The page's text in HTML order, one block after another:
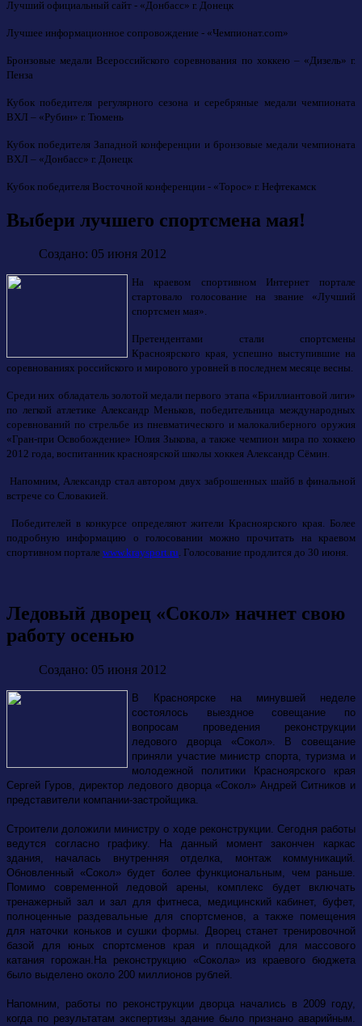
Лучший официальный сайт - «Донбасс» г. Донецк
Лучшее информационное сопровождение - «Чемпионат.com»
Бронзовые медали Всероссийского соревнования по хоккею – «Дизель» г.
Пенза
Кубок победителя регулярного сезона и серебряные медали чемпионата
ВХЛ – «Рубин» г. Тюмень
Кубок победителя Западной конференции и бронзовые медали чемпионата
ВХЛ – «Донбасс» г. Донецк
Кубок победителя Восточной конференции - «Торос» г. Нефтекамск
Выбери лучшего спортсмена мая!
Создано: 05 июня 2012
На краевом спортивном Интернет портале
стартовало голосование на звание «Лучший
спортсмен мая».
Претендентами стали спортсмены
Красноярского края, успешно выступившие на
соревнованиях российского и мирового уровней в последнем месяце весны.
Среди них обладатель золотой медали первого этапа «Бриллиантовой лиги»
по легкой атлетике Александр Меньков, победительница международных
соревнований по стрельбе из пневматического и малокалиберного оружия
«Гран-при Освобождение» Юлия Зыкова, а также чемпион мира по хоккею
2012 года, воспитанник красноярской школы хоккея Александр Сёмин.
Напомним, Александр стал автором двух заброшенных шайб в финальной
встрече со Словакией.
Победителей в конкурсе определяют жители Красноярского края. Более
подробную информацию о голосовании можно прочитать на краевом
спортивном портале www.kraysport.ru. Голосование продлится до 30 июня.
Ледовый дворец «Сокол» начнет свою
работу осенью
Создано: 05 июня 2012
В Красноярске на минувшей неделе
состоялось выездное совещание по
вопросам проведения реконструкции
ледового дворца «Сокол». В совещание
приняли участие министр спорта, туризма и
молодежной политики Красноярского края
Сергей Гуров, директор ледового дворца «Сокол» Андрей Ситников и
представители компании-застройщика.
Строители доложили министру о ходе реконструкции. Сегодня работы
ведутся согласно графику. На данный момент закончен каркас
здания, началась внутренняя отделка, монтаж коммуникаций.
Обновленный «Сокол» будет более функциональным, чем раньше.
Помимо современной ледовой арены, комплекс будет включать
тренажерный зал и зал для фитнеса, медицинский кабинет, буфет,
полноценные раздевальные для спортсменов, а также помещения
для наточки коньков и сушки формы. Дворец станет тренировочной
базой для юных спортсменов края и площадкой для массового
катания горожан. На реконструкцию «Сокола» из краевого бюджета
было выделено около 200 миллионов рублей.
Напомним, работы по реконструкции дворца начались в 2009 году,
когда по результатам экспертизы здание было признано аварийным.